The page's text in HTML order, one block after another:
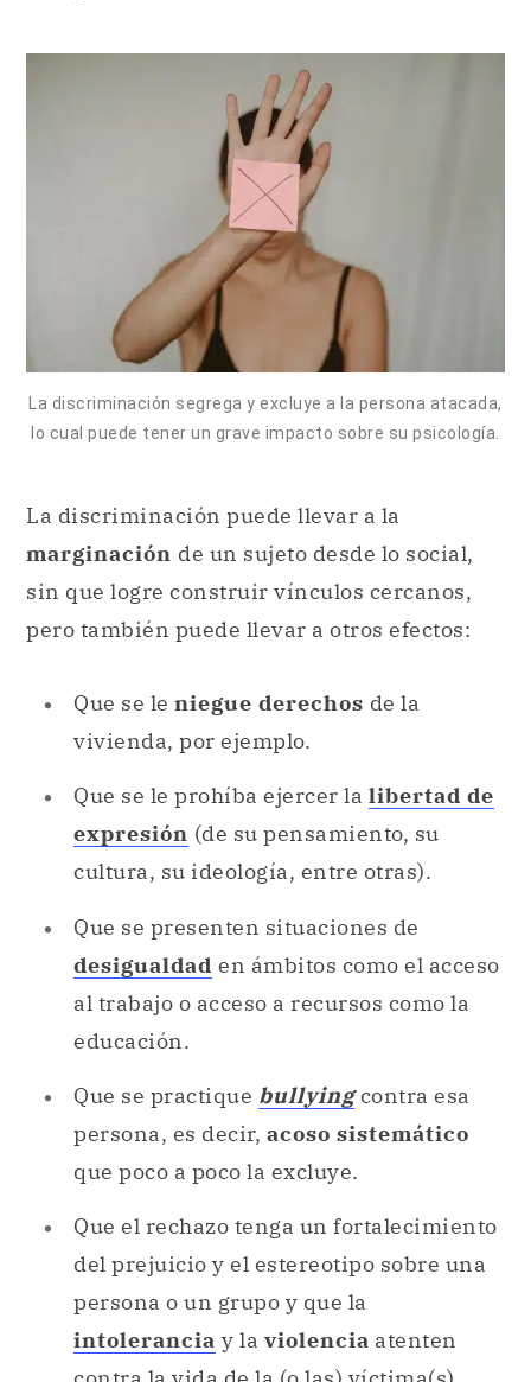
La discriminación segrega y excluye a la persona atacada,
lo cual puede tener un grave impacto sobre su psicología.
La discriminación puede llevar a la
marginación de un sujeto desde lo social,
sin que logre construir vínculos cercanos,
pero también puede llevar a otros efectos:
Que se le niegue derechos de la
vivienda, por ejemplo.
Que se le prohíba ejercer la libertad de
expresión (de su pensamiento, su
cultura, su ideología, entre otras).
Que se presenten situaciones de
desigualdad en ámbitos como el acceso
al trabajo o acceso a recursos como la
educación.
Que se practique bullying contra esa
persona, es decir, acoso sistemático
que poco a poco la excluye.
Que el rechazo tenga un fortalecimiento
del prejuicio y el estereotipo sobre una
persona o un grupo y que la
intolerancia y la violencia atenten